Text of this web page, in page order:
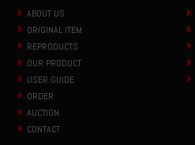
ABOUT US
ORIGINAL ITEM
REPRODUCTS
OUR PRODUCT
USER GUIDE
ORDER
AUCTION
CONTACT